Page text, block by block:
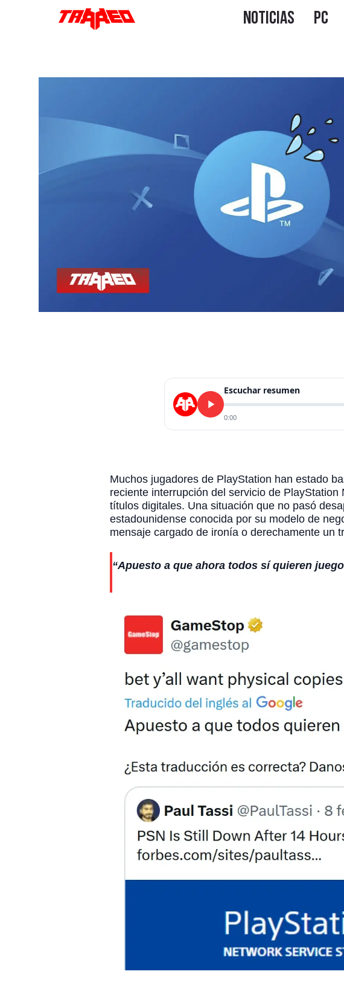
Escuchar resumen
0:00
Muchos jugadores de PlayStation han estado
reciente interrupción del servicio de
títulos digitales. Una situación que no pasó
estadounidense conocida por su modelo de
mensaje cargado de ironía o derechamente un
“Apuesto a que ahora todos sí quieren